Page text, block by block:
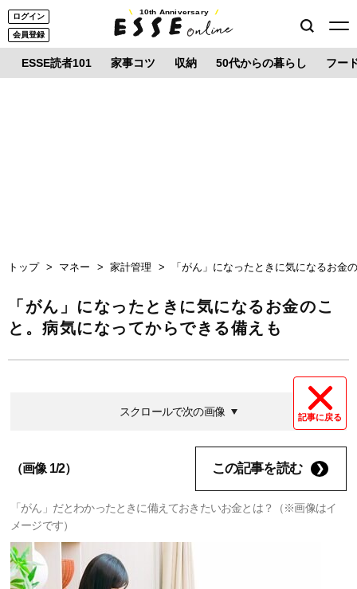
ログイン
会員登録
10th Anniversary
ESSE読者101 家事コツ 収納 50代からの暮らし フー
トップ マネー 家計管理 「がん」になったときに気になるお金
「がん」になったときに気になるお金のこ
と。病気になってからできる備えも
記事に戻る
スクロールで次の画像
（画像 1/2） この記事を読む
「がん」だとわかったときに備えておきたいお金とは？（※画像はイ
メージです）